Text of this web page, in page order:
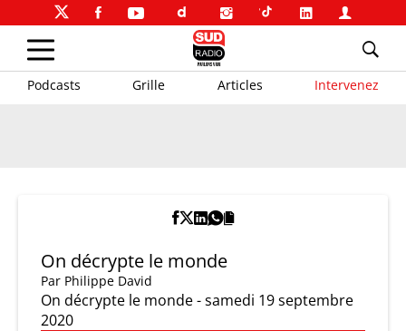
Podcasts Grille Articles Intervenez
On décrypte le monde
Par Philippe David
On décrypte le monde - samedi 19 septembre
2020